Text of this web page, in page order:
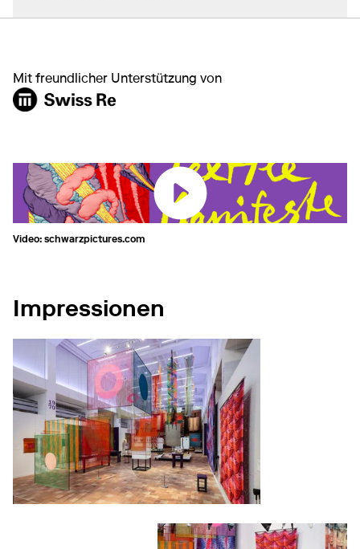
Mit freundlicher Unterstützung von
Video: schwarzpictures.com
Impressionen